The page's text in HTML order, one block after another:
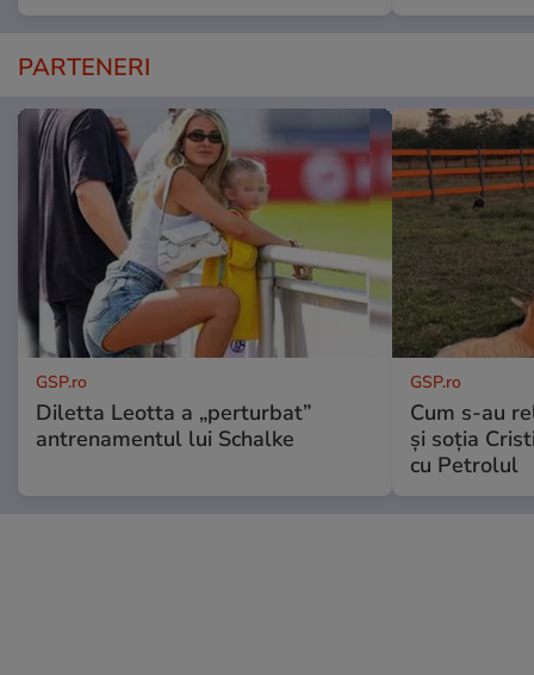
PARTENERI
GSP.ro
Diletta Leotta a „perturbat”
antrenamentul lui Schalke
GSP.ro
Cum s-au
și soția
cu Petrolul